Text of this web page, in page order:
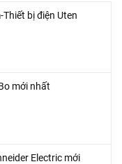
bị điện Uten
mới nhất
Electric mới